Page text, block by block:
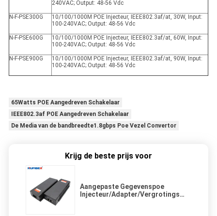
240VAC; Output: 48-56 Vdc
N-F-PSE300G
10/100/1000M POE Injecteur, IEEE802.3af/at, 30W, Input:
100-240VAC; Output: 48-56 Vdc
N-F-PSE600G
10/100/1000M POE Injecteur, IEEE802.3af/at, 60W, Input:
100-240VAC; Output: 48-56 Vdc
N-F-PSE900G
10/100/1000M POE Injecteur, IEEE802.3af/at, 90W, Input:
100-240VAC; Output: 48-56 Vdc
65Watts POE Aangedreven Schakelaar
IEEE802.3af POE Aangedreven Schakelaar
De Media van de bandbreedte1.8gbps Poe Vezel Convertor
Krijg de beste prijs voor
Aangepaste Gegevenspoe
Injecteur/Adapter/Vergrotings